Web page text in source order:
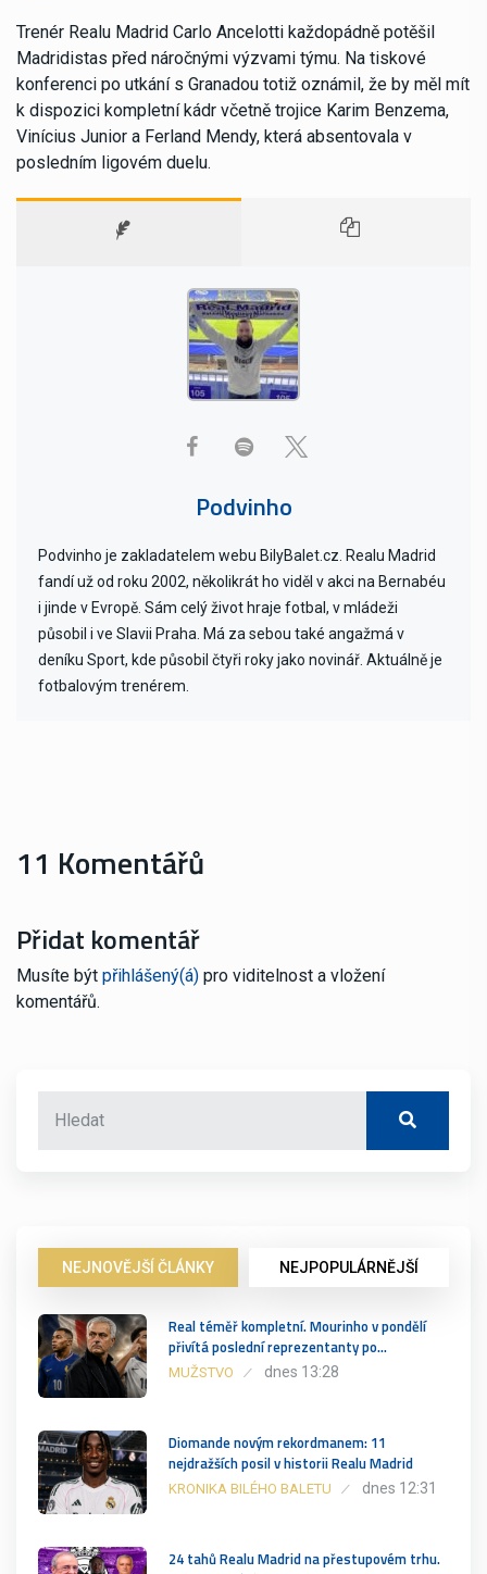
Trenér Realu Madrid Carlo Ancelotti každopádně potěšil
Madridistas před náročnými výzvami týmu. Na tiskové
konferenci po utkání s Granadou totiž oznámil, že by měl mít
k dispozici kompletní kádr včetně trojice Karim Benzema,
Vinícius Junior a Ferland Mendy, která absentovala v
posledním ligovém duelu.
Podvinho
Podvinho je zakladatelem webu BilyBalet.cz. Realu Madrid
fandí už od roku 2002, několikrát ho viděl v akci na Bernabéu
i jinde v Evropě. Sám celý život hraje fotbal, v mládeži
působil i ve Slavii Praha. Má za sebou také angažmá v
deníku Sport, kde působil čtyři roky jako novinář. Aktuálně je
fotbalovým trenérem.
11 Komentářů
Přidat komentář
Musíte být přihlášený(á) pro viditelnost a vložení
komentářů.
NEJNOVĚJŠÍ ČLÁNKY NEJPOPULÁRNĚJŠÍ
Real téměř kompletní. Mourinho v pondělí
přivítá poslední reprezentanty po…
MUŽSTVO dnes 13:28
Diomande novým rekordmanem: 11
nejdražších posil v historii Realu Madrid
KRONIKA BILÉHO BALETU dnes 12:31
24 tahů Realu Madrid na přestupovém trhu.